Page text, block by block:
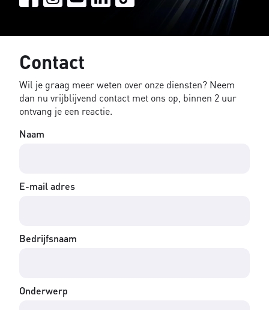
Contact
Wil je graag meer weten over onze diensten? Neem
dan nu vrijblijvend contact met ons op, binnen 2 uur
ontvang je een reactie.
Naam
E-mail adres
Bedrijfsnaam
Onderwerp